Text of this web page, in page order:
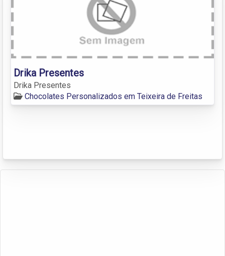
Drika Presentes
Drika Presentes
Chocolates Personalizados em Teixeira de Freitas